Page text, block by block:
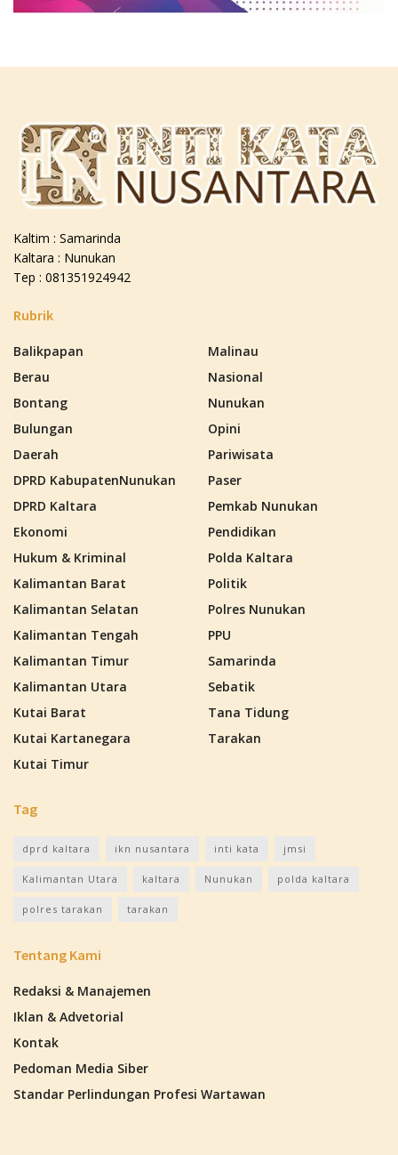
Kaltim : Samarinda
Kaltara : Nunukan
Tep : 081351924942
Rubrik
Balikpapan
Berau
Bontang
Bulungan
Daerah
DPRD KabupatenNunukan
DPRD Kaltara
Ekonomi
Hukum & Kriminal
Kalimantan Barat
Kalimantan Selatan
Kalimantan Tengah
Kalimantan Timur
Kalimantan Utara
Kutai Barat
Kutai Kartanegara
Kutai Timur
Malinau
Nasional
Nunukan
Opini
Pariwisata
Paser
Pemkab Nunukan
Pendidikan
Polda Kaltara
Politik
Polres Nunukan
PPU
Samarinda
Sebatik
Tana Tidung
Tarakan
Tag
dprd kaltara ikn nusantara inti kata jmsi
Kalimantan Utara kaltara Nunukan polda kaltara
polres tarakan tarakan
Tentang Kami
Redaksi & Manajemen
Iklan & Advetorial
Kontak
Pedoman Media Siber
Standar Perlindungan Profesi Wartawan